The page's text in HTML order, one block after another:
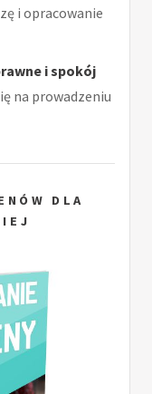
i opracowanie
i spokój
na prowadzeniu
DLA